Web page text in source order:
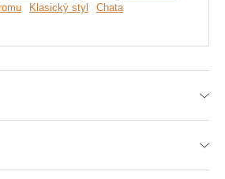
zvládne každý:
snadná :) Pro zavěšení
lepicí pásku nebo malé hřebíky.
Klasický styl
Chata